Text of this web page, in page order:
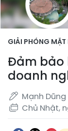
GIẢI PHÓNG
Đảm bảo
doanh
Mạnh Dũng
Chủ Nhật,